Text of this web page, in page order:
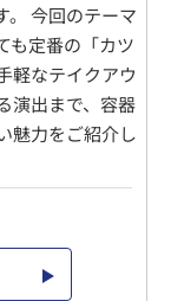
。 今回のテーマ
も定番の「カツ
軽なテイクアウ
演出まで、容器
魅力をご紹介し